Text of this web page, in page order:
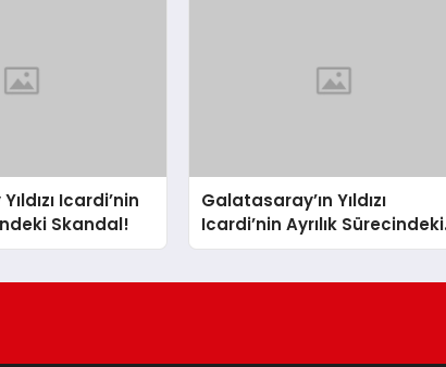
Icardi’nin
Skandal!
Galatasaray’ın Yıldızı
Icardi’nin Ayrılık Sürecindeki
Sevgilisi, Rapçi L-Gante’den